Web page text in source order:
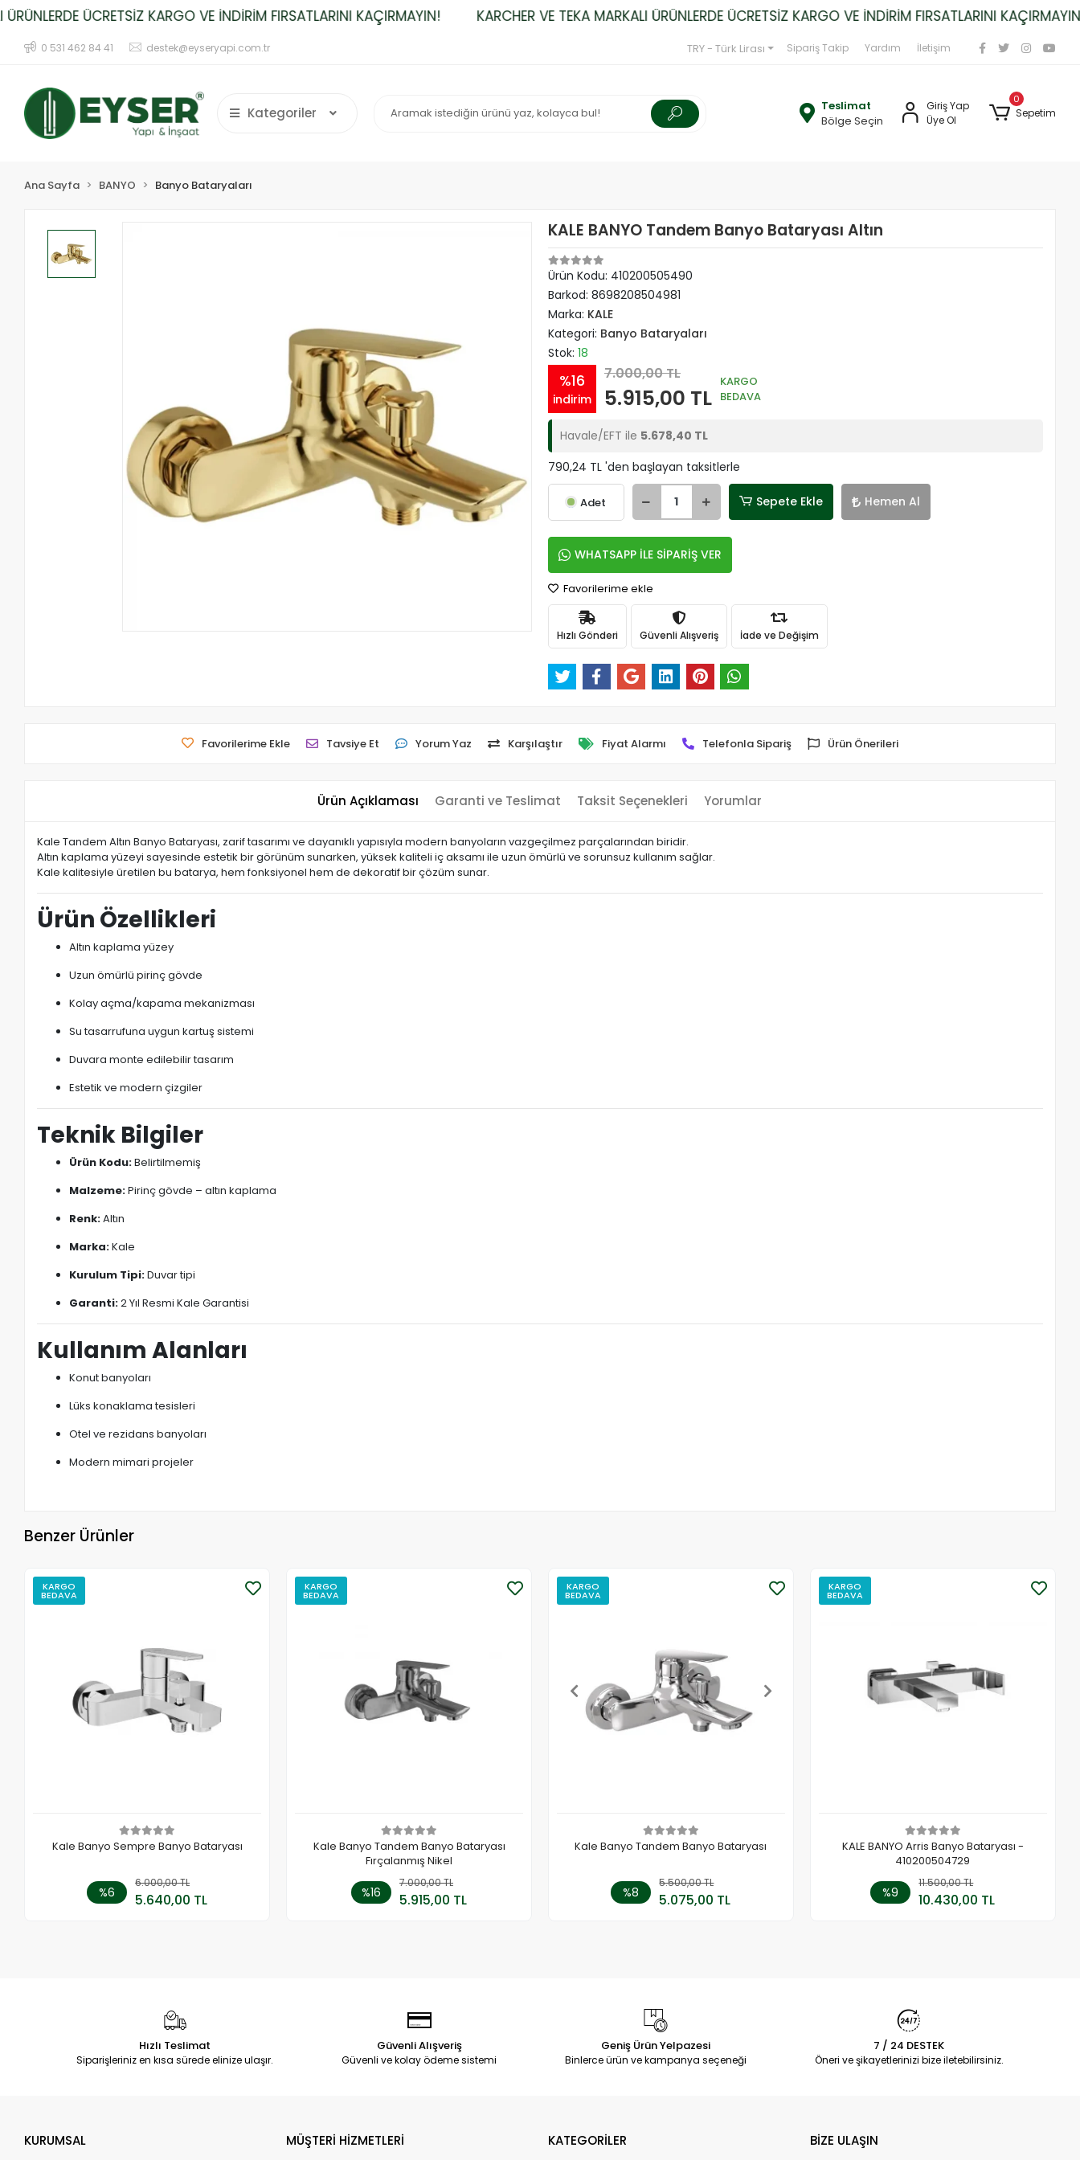
ÜCRETSİZ KARGO VE İNDİRİM FIRSATLARINI KAÇIRMAYIN! KARCHER VE TEKA MARKALI ÜRÜNLERDE ÜCRETSİZ KARGO VE İNDİRİM FIRSATLARINI KAÇIRMAYIN!
0 531 462 84 41 destek@eyseryapi.com.tr TRY - Türk Lirası Sipariş Takip Yardım İletişim
Kategoriler
Teslimat
Bölge Seçin
Giriş Yap
Üye Ol
0
Sepetim
Ana Sayfa BANYO Banyo Bataryaları
KALE BANYO Tandem Banyo Bataryası Altın
Ürün Kodu: 410200505490
Barkod: 8698208504981
Marka: KALE
Kategori: Banyo Bataryaları
Stok: 18
%16
indirim
7.000,00 TL
5.915,00 TL
KARGO
BEDAVA
Havale/EFT ile 5.678,40 TL
790,24 TL 'den başlayan taksitlerle
Adet Sepete Ekle Hemen Al
WHATSAPP İLE SİPARİŞ VER
Favorilerime ekle
Hızlı Gönderi Güvenli Alışveriş İade ve Değişim
Favorilerime Ekle Tavsiye Et Yorum Yaz Karşılaştır Fiyat Alarmı Telefonla Sipariş Ürün Önerileri
Ürün Açıklaması Garanti ve Teslimat Taksit Seçenekleri Yorumlar
Kale Tandem Altın Banyo Bataryası, zarif tasarımı ve dayanıklı yapısıyla modern banyoların vazgeçilmez parçalarından biridir.
Altın kaplama yüzeyi sayesinde estetik bir görünüm sunarken, yüksek kaliteli iç aksamı ile uzun ömürlü ve sorunsuz kullanım sağlar.
Kale kalitesiyle üretilen bu batarya, hem fonksiyonel hem de dekoratif bir çözüm sunar.
Ürün Özellikleri
Altın kaplama yüzey
Uzun ömürlü pirinç gövde
Kolay açma/kapama mekanizması
Su tasarrufuna uygun kartuş sistemi
Duvara monte edilebilir tasarım
Estetik ve modern çizgiler
Teknik Bilgiler
Ürün Kodu:Belirtilmemiş
Malzeme:Pirinç gövde – altın kaplama
Renk:Altın
Marka:Kale
Kurulum Tipi:Duvar tipi
Garanti:2 Yıl Resmi Kale Garantisi
Kullanım Alanları
Konut banyoları
Lüks konaklama tesisleri
Otel ve rezidans banyoları
Modern mimari projeler
Benzer Ürünler
KARGO
BEDAVA
Kale Banyo Sempre Banyo Bataryası
%6
6.000,00 TL
5.640,00 TL
Sepete Ekle
KARGO
BEDAVA
Kale Banyo Tandem Banyo Bataryası
Fırçalanmış Nikel
%16
7.000,00 TL
5.915,00 TL
Sepete Ekle
KARGO
BEDAVA
Kale Banyo Tandem Banyo Bataryası
%8
5.500,00 TL
5.075,00 TL
Sepete Ekle
KARGO
BEDAVA
KALE BANYO Arris Banyo Bataryası -
410200504729
%9
11.500,00 TL
10.430,00 TL
Sepete Ekle
Hızlı Teslimat
Siparişleriniz en kısa sürede elinize ulaşır.
Güvenli Alışveriş
Güvenli ve kolay ödeme sistemi
Geniş Ürün Yelpazesi
Binlerce ürün ve kampanya seçeneği
7 / 24 DESTEK
Öneri ve şikayetlerinizi bize iletebilirsiniz.
KURUMSAL MÜŞTERİ HİZMETLERİ KATEGORİLER BİZE ULAŞIN